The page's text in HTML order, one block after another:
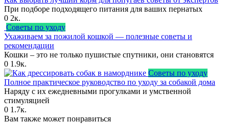
При подборе подходящего питания для ваших пернатых
0 2к.
Советы по уходу
Ухаживаем за пожилой кошкой — полезные советы и
рекомендации
Кошки – это не только пушистые спутники, они становятся
0 1.9к.
Советы по уходу
Полное практическое руководство по уходу за собакой дома
Наряду с их ежедневными прогулками и умственной
стимуляцией
0 1.7к.
Вам также может понравиться